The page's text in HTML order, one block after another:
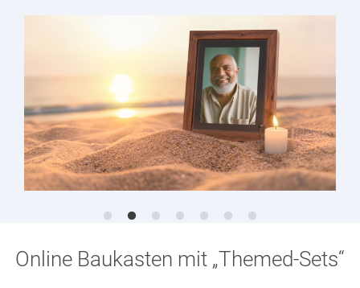
Online Baukasten mit „Themed-Sets“